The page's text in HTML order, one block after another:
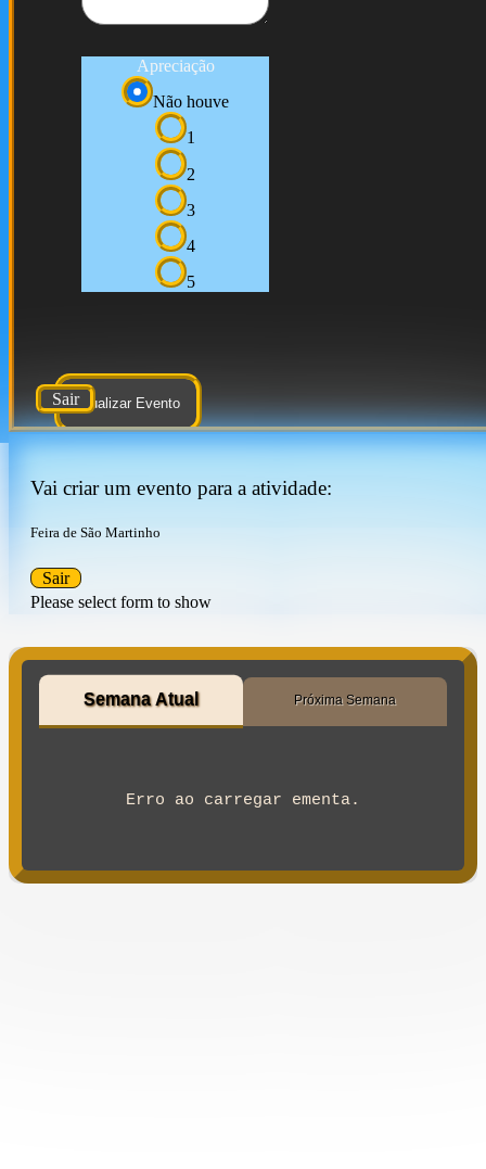
Apreciação
Não houve
1
2
3
4
5
Atualizar Evento
Sair
Vai criar um evento para a atividade:
Feira de São Martinho
Please select form to show
Sair
Semana Atual Próxima Semana
Erro ao carregar ementa.